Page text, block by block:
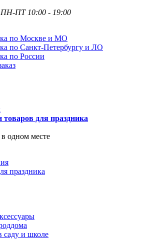
ПН-ПТ 10:00 - 19:00
по Москве и МО
по Санкт-Петербургу и ЛО
по России
товаров для праздника
одном месте
праздника
и школе